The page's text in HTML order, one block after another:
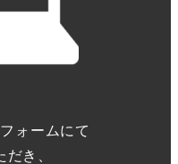
ォームにて
き、